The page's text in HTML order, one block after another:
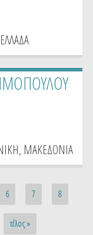
, ΜΑΚΕΔΟΝΙΑ
6 7 8
τέλος »